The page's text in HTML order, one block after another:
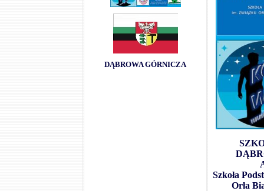
DĄBROWA GÓRNICZA
Szkoła
Orła